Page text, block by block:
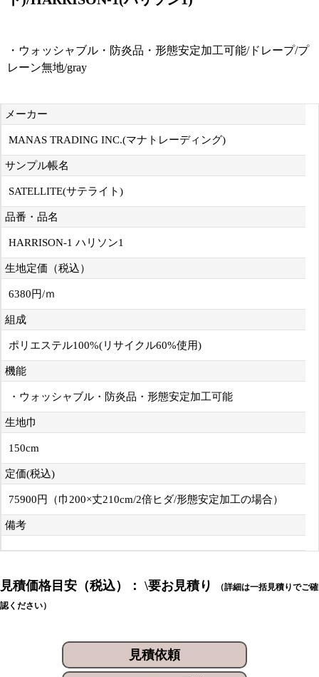
・ウォッシャブル・防炎品・形態安定加工可能/ドレープ/プ
レーン無地/gray
メーカー
MANAS TRADING INC.(マナトレーディング)
サンプル帳名
SATELLITE(サテライト)
品番・品名
HARRISON-1 ハリソン1
生地定価（税込）
6380円/ｍ
組成
ポリエステル100%(リサイクル60%使用)
機能
・ウォッシャブル・防炎品・形態安定加工可能
生地巾
150cm
定価(税込)
75900円（巾200×丈210cm/2倍ヒダ/形態安定加工の場合）
備考
見積価格目安（税込）： \要お見積り
（詳細は一括見積りでご確
認ください）
見積依頼